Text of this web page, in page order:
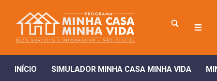
INÍCIO SIMULADOR MINHA CASA MINHA VIDA